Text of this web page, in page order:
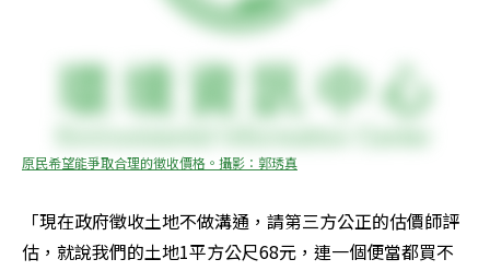
原民希望能爭取合理的徵收價格。攝影：郭琇真
「現在政府徵收土地不做溝通，請第三方公正的估價師評
估，就說我們的土地1平方公尺68元，連一個便當都買不